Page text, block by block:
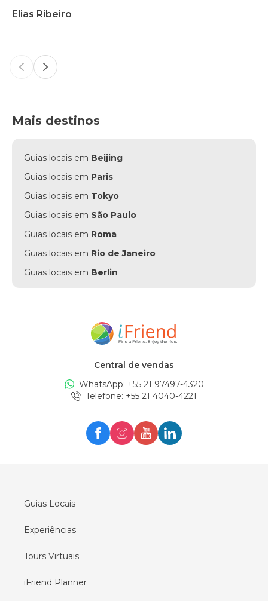
Elias Ribeiro
Previous slide
Next slide
Mais destinos
Guias locais em Beijing
Guias locais em Paris
Guias locais em Tokyo
Guias locais em São Paulo
Guias locais em Roma
Guias locais em Rio de Janeiro
Guias locais em Berlin
Amsterdam
Edinburgh
Guias locais emLondon
Guias locais emMilan
Guias locais emOslo
Central de vendas
WhatsApp: +55 21 97497-4320
Telefone: +55 21 4040-4221
Guias Locais
Experiências
Tours Virtuais
iFriend Planner